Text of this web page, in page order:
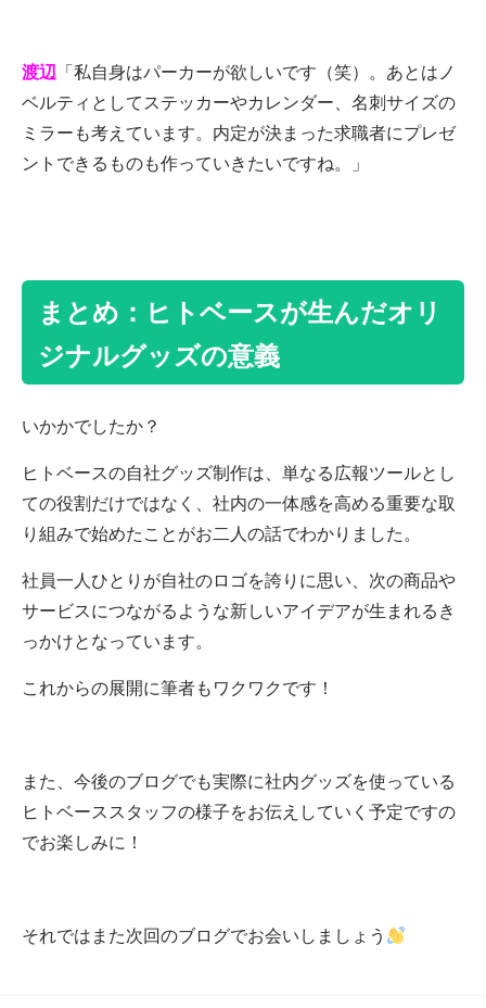
渡辺 「私自身はパーカーが欲しいです（笑）。あとはノ
ベルティとしてステッカーやカレンダー、名刺サイズの
ミラーも考えています。内定が決まった求職者にプレゼ
ントできるものも作っていきたいですね。」
まとめ：ヒトベースが生んだオリ
ジナルグッズの意義
いかかでしたか？
ヒトベースの自社グッズ制作は、単なる広報ツールとし
ての役割だけではなく、社内の一体感を高める重要な取
り組みで始めたことがお二人の話でわかりました。
社員一人ひとりが自社のロゴを誇りに思い、次の商品や
サービスにつながるような新しいアイデアが生まれるき
っかけとなっています。
これからの展開に筆者もワクワクです！
また、今後のブログでも実際に社内グッズを使っている
ヒトベーススタッフの様子をお伝えしていく予定ですの
でお楽しみに！
それではまた次回のブログでお会いしましょう